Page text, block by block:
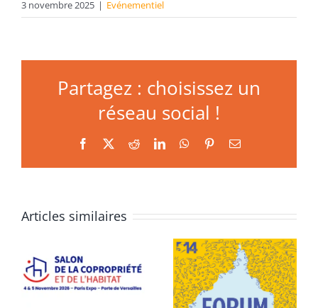
3 novembre 2025 | Evénementiel
Partagez : choisissez un
réseau social !
Facebook RedditLinkedInWhatsApp
PinterestEmail
Articles similaires